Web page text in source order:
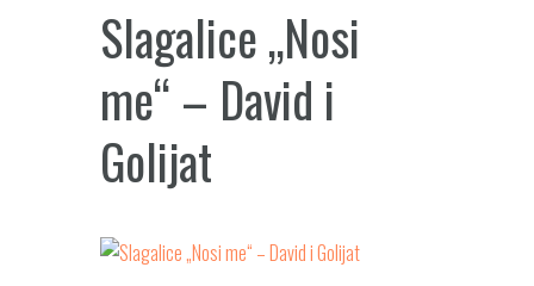
Slagalice „Nosi
me“ – David i
Golijat